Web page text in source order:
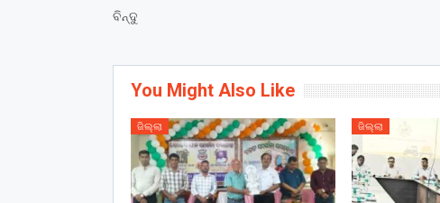
ବିନ୍ଦୁ
You Might Also Like
ଜିଲ୍ଲା ଜିଲ୍ଲା